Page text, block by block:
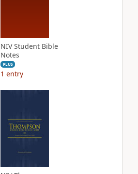
NIV Student Bible
Notes
PLUS
1 entry